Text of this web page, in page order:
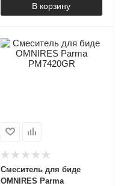
В корзину
Смеситель для биде
OMNIRES Parma